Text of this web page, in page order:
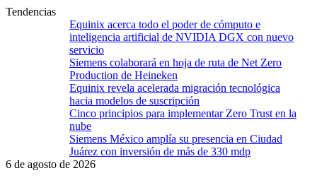
Tendencias
Equinix acerca todo el poder de cómputo e
inteligencia artificial de NVIDIA DGX con nuevo
servicio
Siemens colaborará en hoja de ruta de Net Zero
Production de Heineken
Equinix revela acelerada migración tecnológica
hacia modelos de suscripción
Cinco principios para implementar Zero Trust en la
nube
Siemens México amplía su presencia en Ciudad
Juárez con inversión de más de 330 mdp
6 de agosto de 2026